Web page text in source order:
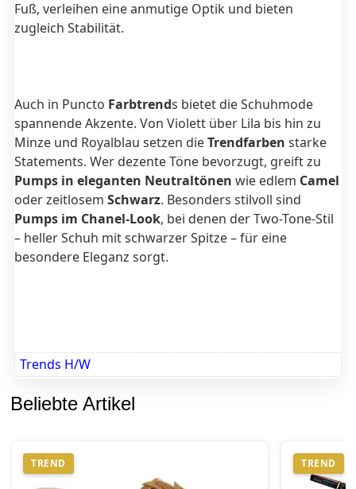
Fuß, verleihen eine anmutige Optik und bieten
zugleich Stabilität.
Auch in Puncto Farbtrends bietet die Schuhmode
spannende Akzente. Von Violett über Lila bis hin zu
Minze und Royalblau setzen dieTrendfarben starke
Statements. Wer dezente Töne bevorzugt, greift zu
Pumps in eleganten Neutraltönen wie edlem Camel
oder zeitlosem Schwarz. Besonders stilvoll sind
Pumps im Chanel-Look, bei denen der Two-Tone-Stil
– heller Schuh mit schwarzer Spitze – für eine
besondere Eleganz sorgt.
Trends H/W
Beliebte Artikel
TREND TREND